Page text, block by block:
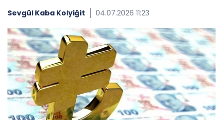
Sevgül Kaba Kolyiğit 04.07.2026 11:23